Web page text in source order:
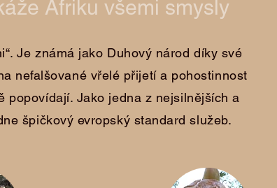
Afriku všemi smysly
Je známá jako Duhový národ díky své
nefalšované vřelé přijetí a pohostinnost
popovídají. Jako jedna z nejsilnějších a
špičkový evropský standard služeb.